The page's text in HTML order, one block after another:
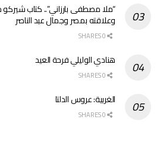
“ملا مصطفى بارزاني”.. كتاب شيركو
وعلاقته بمصر وجمال عبد الناصر
هنادي الوليلي فرحة العيد
الغربية: عروس الدلتا